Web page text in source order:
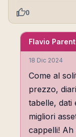
0
Flavio
18 Dic 2024
Come al
prezzo,
tabelle,
migliori
cappelli!